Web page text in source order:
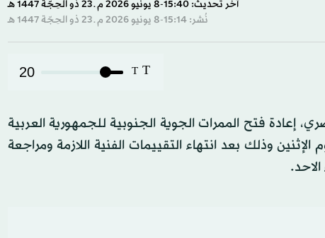
آخر تحديث: 15:40-8 يونيو 2026 م ـ 23 ذو الحِجّة 1447 هـ
نُشر: 15:14-8 يونيو 2026 م ـ 23 ذو الحِجّة 1447 هـ
T
T
20
إعادة فتح الممرات الجوية الجنوبية للجمهورية العربية
الحركة الجوية بدءاً من الساعة 16:00 من اليوم الإثنين وذلك بعد انتهاء التقييمات الفنية اللازمة ومراجعة